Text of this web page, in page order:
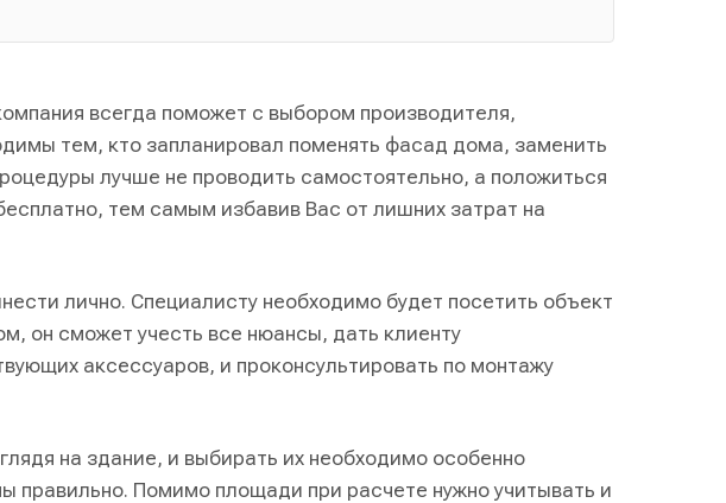
всегда поможет с выбором производителя,
тем, кто запланировал поменять фасад дома, заменить
лучше не проводить самостоятельно, а положиться
тем самым избавив Вас от лишних затрат на
лично. Специалисту необходимо будет посетить объект
он сможет учесть все нюансы, дать клиенту
аксессуаров, и проконсультировать по монтажу
на здание, и выбирать их необходимо особенно
Помимо площади при расчете нужно учитывать и